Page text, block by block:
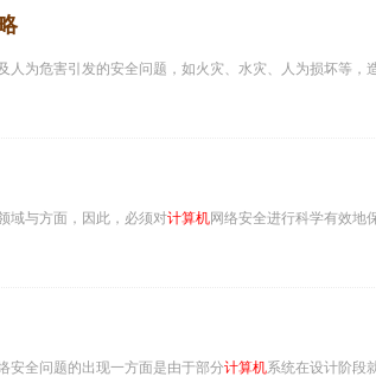
人为危害引发的安全问题，如火灾、水灾、人为损坏等
域与方面，因此，必须对计算机网络安全进行科学有效地
安全问题的出现一方面是由于部分计算机系统在设计阶段